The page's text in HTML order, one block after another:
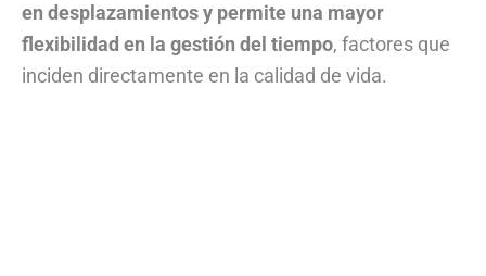
en desplazamientos y permite una mayor
flexibilidad en la gestión del tiempo, factores que
inciden directamente en la calidad de vida.